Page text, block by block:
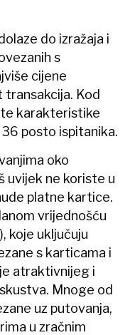
do izražaja i
s
cijene
Kod
karakteristike
posto ispitanika.
oko
uvijek ne koriste u
platne kartice.
vrijednošću
), koje uključuju
s karticama i
atraktivnijeg i
Mnoge od
uz putovanja,
u zračnim